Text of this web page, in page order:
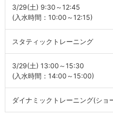
3/29(土) 9:30～12:45
(入水時間：10:00～12:15)
スタティックトレーニング
3/29(土) 13:00～15:30
(入水時間：14:00～15:00)
ダイナミックトレーニング(ショ